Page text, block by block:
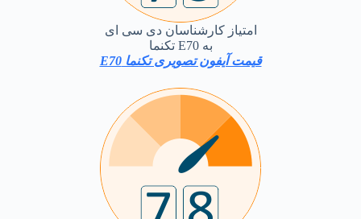
امتیاز کارشناسان دی سی ای
به E70 تکنما
قیمت آیفون تصویری تکنما E70